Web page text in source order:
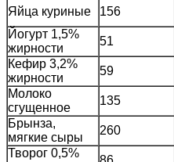
Яйца куриные 156
Йогурт 1,5%
жирности
51
Кефир 3,2%
жирности
59
Молоко
сгущенное
135
Брынза,
мягкие сыры
260
Творог 0,5%